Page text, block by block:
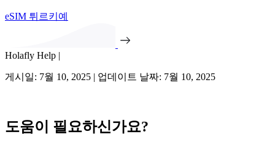
eSIM 튀르키예
Holafly Help |
게시일: 7월 10, 2025 | 업데이트 날짜: 7월 10, 2025
도움이 필요하신가요?